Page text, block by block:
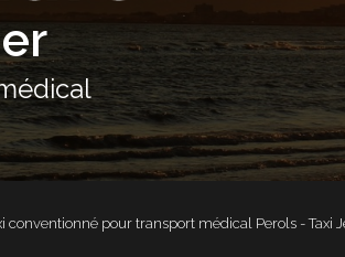
pour transport médical Perols - Taxi